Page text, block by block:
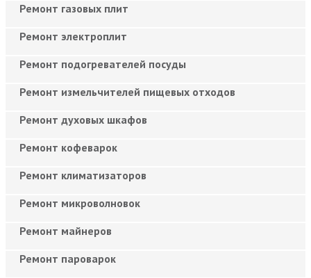
Ремонт газовых плит
Ремонт электроплит
Ремонт подогревателей посуды
Ремонт измельчителей пищевых отходов
Ремонт духовых шкафов
Ремонт кофеварок
Ремонт климатизаторов
Ремонт микроволновок
Ремонт майнеров
Ремонт пароварок